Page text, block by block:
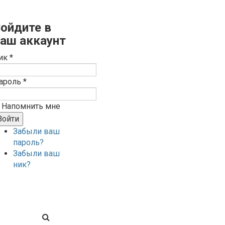
в
аккаунт
*
*
Напомнить мне
Забыли ваш
пароль?
Забыли ваш
ник?